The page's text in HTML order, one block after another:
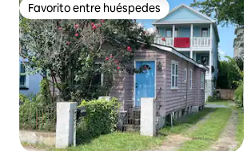
Favorito entre huéspedes
Favorito entre huéspedes